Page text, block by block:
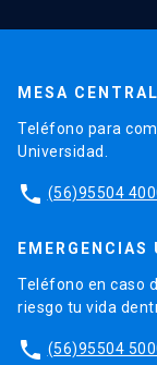
MESA CENTRAL
Teléfono para
Universidad.
phone (56)95504
EMERGENCIAS
Teléfono en caso
riesgo tu vida
phone (56)95504